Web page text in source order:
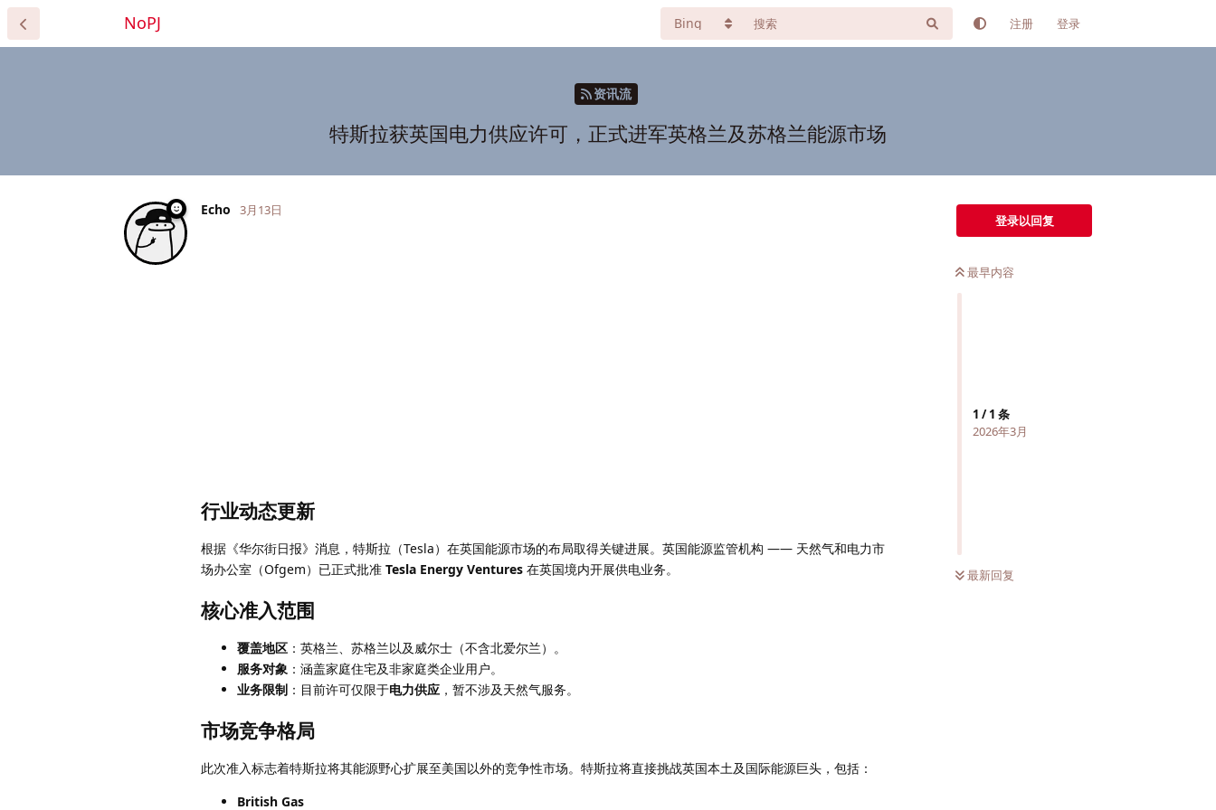
NoPJ 注册 登录
资讯流
特斯拉获英国电力供应许可，正式进军英格兰及苏格兰能源市场
登录以回复
最早内容
1 /1 条
2026年3月
最新回复
Echo 3月13日
行业动态更新
根据《华尔街日报》消息，特斯拉（Tesla）在英国能源市场的布局取得关键进展。英国能源监管机构 —— 天然气和电力市
场办公室（Ofgem）已正式批准 Tesla Energy Ventures 在英国境内开展供电业务。
核心准入范围
覆盖地区 ：英格兰、苏格兰以及威尔士（不含北爱尔兰）。
服务对象 ：涵盖家庭住宅及非家庭类企业用户。
业务限制 ：目前许可仅限于电力供应 ，暂不涉及天然气服务。
市场竞争格局
此次准入标志着特斯拉将其能源野心扩展至美国以外的竞争性市场。特斯拉将直接挑战英国本土及国际能源巨头，包括：
British Gas